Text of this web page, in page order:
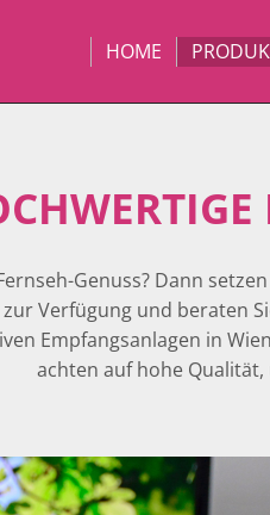
HOME
Genuss? Dann
Verfügung und beraten
Empfangsanlagen in
achten auf hohe